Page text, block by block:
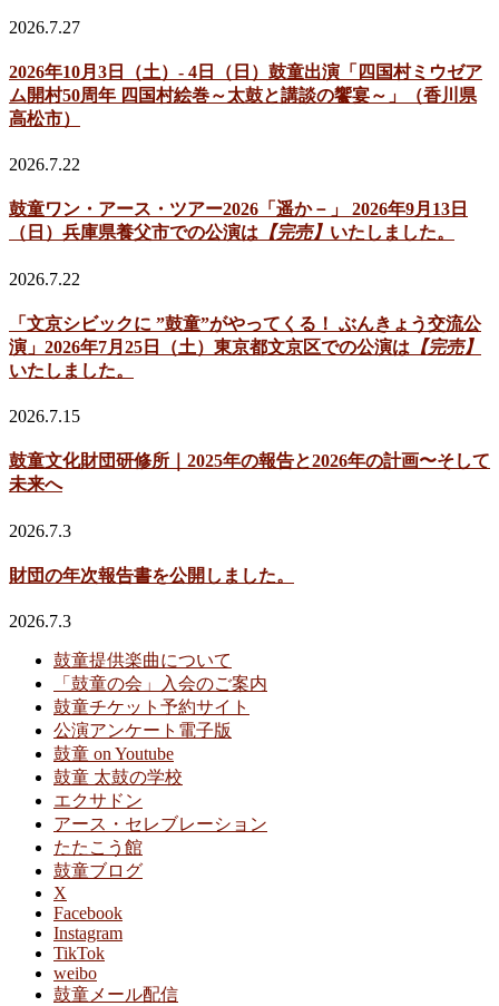
2026.7.27
2026年10月3日（土）- 4日（日）鼓童出演「四国村ミウゼア
ム開村50周年 四国村絵巻～太鼓と講談の饗宴～」（香川県
高松市）
2026.7.22
鼓童ワン・アース・ツアー2026「遥か－」 2026年9月13日
（日）兵庫県養父市での公演は 【完売】 いたしました。
2026.7.22
「文京シビックに ”鼓童”がやってくる！ ぶんきょう交流公
演」2026年7月25日（土）東京都文京区での公演は 【完売】
いたしました。
2026.7.15
鼓童文化財団研修所｜2025年の報告と2026年の計画〜そして
未来へ
2026.7.3
財団の年次報告書を公開しました。
2026.7.3
鼓童提供楽曲について
「鼓童の会」入会のご案内
鼓童チケット予約サイト
公演アンケート電子版
鼓童 on Youtube
鼓童 太鼓の学校
エクサドン
アース・セレブレーション
たたこう館
鼓童ブログ
X
Facebook
Instagram
TikTok
weibo
鼓童メール配信